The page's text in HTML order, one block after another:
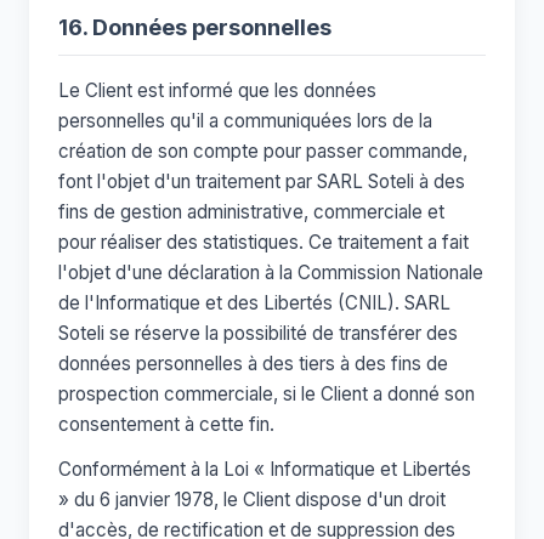
16. Données personnelles
Le Client est informé que les données
personnelles qu'il a communiquées lors de la
création de son compte pour passer commande,
font l'objet d'un traitement par SARL Soteli à des
fins de gestion administrative, commerciale et
pour réaliser des statistiques. Ce traitement a fait
l'objet d'une déclaration à la Commission Nationale
de l'Informatique et des Libertés (CNIL). SARL
Soteli se réserve la possibilité de transférer des
données personnelles à des tiers à des fins de
prospection commerciale, si le Client a donné son
consentement à cette fin.
Conformément à la Loi « Informatique et Libertés
» du 6 janvier 1978, le Client dispose d'un droit
d'accès, de rectification et de suppression des